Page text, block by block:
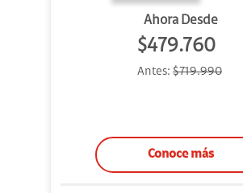
Ahora Desde
$479.760
Antes: $719.990
Conoce más